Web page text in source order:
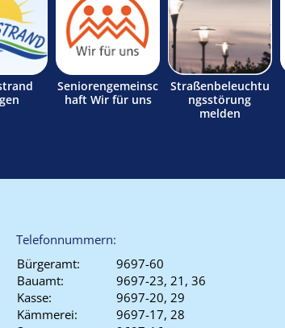
Seniorengemeinsc
haft Wir für uns
Straßenbeleuchtu
ngsstörung
melden
Telefonnummern:
Bürgeramt:
9697-60
Bauamt:
9697-23, 21, 36
Kasse:
9697-20, 29
Kämmerei:
9697-17, 28